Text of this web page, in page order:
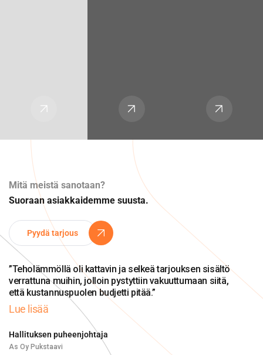
Mitä meistä sanotaan?
Suoraan asiakkaidemme suusta.
Pyydä tarjous
”Teholämmöllä oli kattavin ja selkeä tarjouksen sisältö
verrattuna muihin, jolloin pystyttiin vakuuttumaan siitä,
että kustannuspuolen budjetti pitää.”
Lue lisää
Hallituksen puheenjohtaja
As Oy Pukstaavi